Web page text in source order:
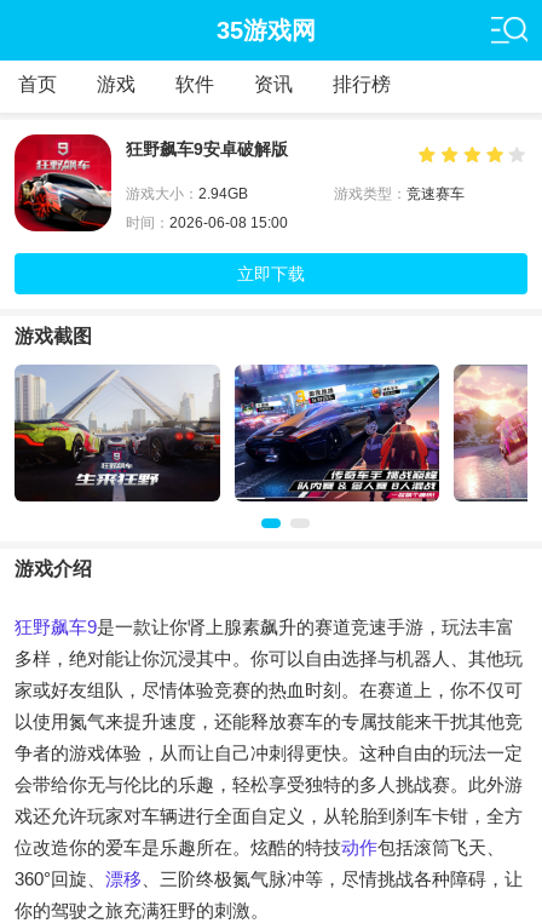
35游戏网
首页 游戏 软件 资讯 排行榜
狂野飙车9安卓破解版
游戏大小： 2.94GB 游戏类型： 竞速赛车
时间： 2026-06-08 15:00
立即下载
游戏截图
游戏介绍
狂野飙车9是一款让你肾上腺素飙升的赛道竞速手游，玩法丰富
多样，绝对能让你沉浸其中。你可以自由选择与机器人、其他玩
家或好友组队，尽情体验竞赛的热血时刻。在赛道上，你不仅可
以使用氮气来提升速度，还能释放赛车的专属技能来干扰其他竞
争者的游戏体验，从而让自己冲刺得更快。这种自由的玩法一定
会带给你无与伦比的乐趣，轻松享受独特的多人挑战赛。此外游
戏还允许玩家对车辆进行全面自定义，从轮胎到刹车卡钳，全方
位改造你的爱车是乐趣所在。炫酷的特技动作包括滚筒飞天、
360°回旋、 漂移 、三阶终极氮气脉冲等，尽情挑战各种障碍，让
你的驾驶之旅充满狂野的刺激。